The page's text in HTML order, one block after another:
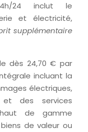
24 inclut le
et électricité,
supplémentaire
dès 24,70 € par
incluant la
électriques,
et des services
de gamme
de valeur ou